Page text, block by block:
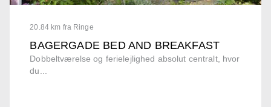
20.84 km fra Ringe
BAGERGADE BED AND BREAKFAST
Dobbeltværelse og ferielejlighed absolut centralt, hvor
du...